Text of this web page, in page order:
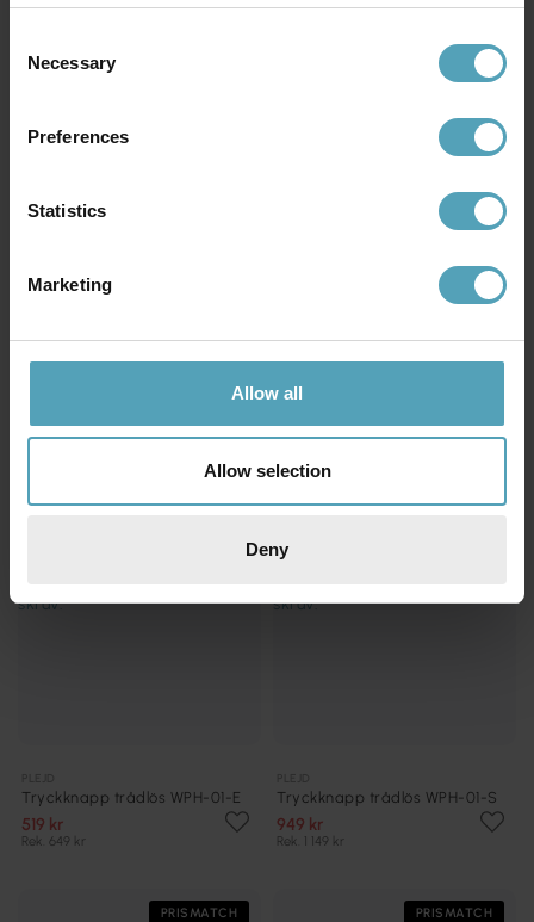
Selection
Necessary
Preferences
Statistics
Marketing
Allow all
Allow selection
Deny
PRISMATCH
Tryckknapp trådlös WPH-01-E
519 kr
Rek. 649 kr
PRISMATCH
Tryckknapp trådlös WPH-01-S
949 kr
Rek. 1 149 kr
PRISMATCH PRISMATCH